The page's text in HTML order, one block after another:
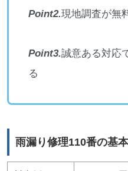
Point2.現地調査が無
Point3.誠意ある対応
る
雨漏り修理110番の基